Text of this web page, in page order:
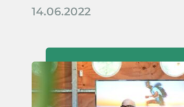
14.06.2022